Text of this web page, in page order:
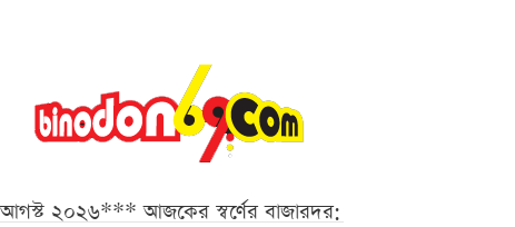
২০২৬*** আজকের স্বর্ণের বাজারদর: ০৭ আগস্ট ২০২৬***